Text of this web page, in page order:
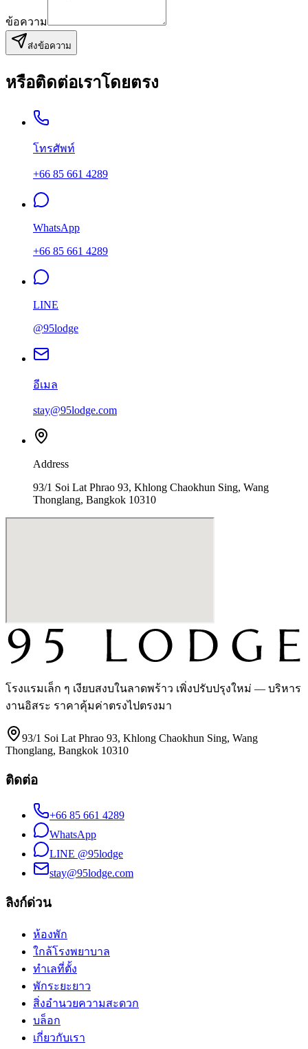
ข้อความ
ส่งข้อความ
หรือติดต่อเราโดยตรง
โทรศัพท์
+66 85 661 4289
WhatsApp
+66 85 661 4289
LINE
@95lodge
อีเมล
stay@95lodge.com
Address
93/1 Soi Lat Phrao 93, Khlong Chaokhun Sing, Wang
Thonglang, Bangkok 10310
โรงแรมเล็ก ๆ เงียบสงบในลาดพร้าว เพิ่งปรับปรุงใหม่ — บริหาร
งานอิสระ ราคาคุ้มค่าตรงไปตรงมา
93/1 Soi Lat Phrao 93, Khlong Chaokhun Sing, Wang
Thonglang, Bangkok 10310
ติดต่อ
+66 85 661 4289
WhatsApp
LINE @95lodge
stay@95lodge.com
ลิงก์ด่วน
ห้องพัก
ใกล้โรงพยาบาล
ทำเลที่ตั้ง
พักระยะยาว
สิ่งอำนวยความสะดวก
บล็อก
เกี่ยวกับเรา